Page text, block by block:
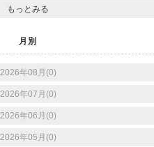
もっとみる
月別
2026年08月(0)
2026年07月(0)
2026年06月(0)
2026年05月(0)